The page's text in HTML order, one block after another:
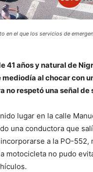
en el que los servicios de
41 años y natural de
al chocar con
no respetó una señal de
lugar en la calle
una conductora que
incorporarse a la PO-552,
motocicleta no pudo